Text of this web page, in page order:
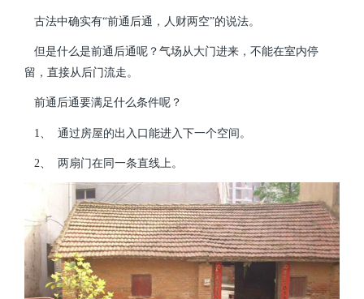
古法中确实有“前通后通，人财两空”的说法。
但是什么是前通后通呢？气场从大门进来，不能在室内停
留，直接从后门流走。
前通后通要满足什么条件呢？
1、 通过房屋的出入口能进入下一个空间。
2、 两扇门在同一条直线上。